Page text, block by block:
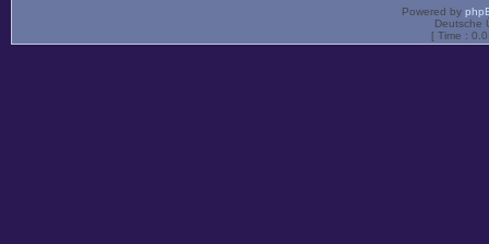
Powered by
Deutsche
[ Time :